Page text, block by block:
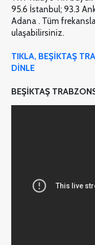
95.6 İstanbul; 93.3
Adana . Tüm
ulaşabilirsiniz.
TIKLA, BEŞİKTAŞ
DİNLE
BEŞİKTAŞ